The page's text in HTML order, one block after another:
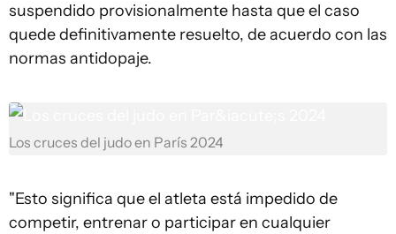
suspendido provisionalmente hasta que el caso
quede definitivamente resuelto, de acuerdo con las
normas antidopaje.
Los cruces del judo en París 2024
"Esto significa que el atleta está impedido de
competir, entrenar o participar en cualquier